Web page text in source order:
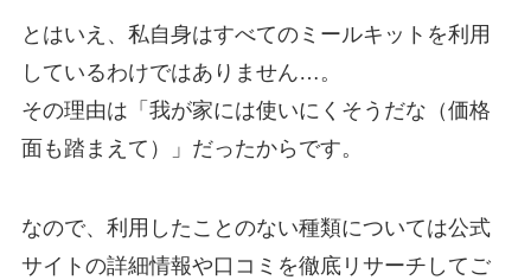
とはいえ、私自身はすべてのミールキットを利用
しているわけではありません…。
その理由は「我が家には使いにくそうだな（価格
面も踏まえて）」だったからです。
なので、利用したことのない種類については公式
サイトの詳細情報や口コミを徹底リサーチしてご